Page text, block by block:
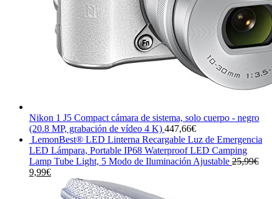
Nikon 1 J5 Compact cámara de sistema, solo cuerpo - negro
(20.8 MP, grabación de vídeo 4 K) 447,66€
LemonBest® LED Linterna Recargable Luz de Emergencia
LED Lámpara, Portable IP68 Waterproof LED Camping
Lamp Tube Light, 5 Modo de Iluminación Ajustable 25,99€
El
9,99€El
precio
actual